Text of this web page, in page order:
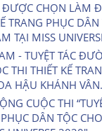
CHỌN LÀM
TRANG PHỤC
TẠI MISS
- TUYỆT TÁC
THI THIẾT KẾ
HẬU KHÁNH VÂN.
CUỘC THI
DÂN TỘC